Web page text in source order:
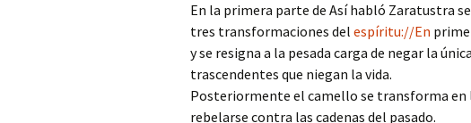
En la primera parte de Así habló Zaratustra
tres transformaciones del espíritu://En
y se resigna a la pesada carga de negar la
trascendentes que niegan la vida.
Posteriormente el camello se transforma en
rebelarse contra las cadenas del pasado.